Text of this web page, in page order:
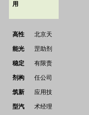
用
高性
能光
稳定
剂构
筑新
型汽
北京天
罡助剂
有限责
任公司
应用技
术经理